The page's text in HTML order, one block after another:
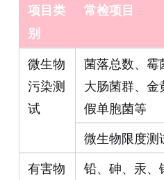
项目类
别
常检项目
微生物
污染测
试
菌落总数、霉
大肠菌群、
假单胞菌等
微生物限度测
有害物
铅、砷、汞、